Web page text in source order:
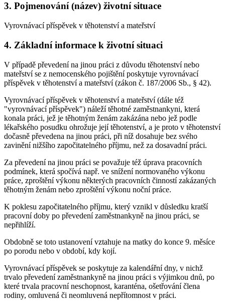
3. Pojmenování (název) životní situace
Vyrovnávací příspěvek v těhotenství a mateřství
4. Základní informace k životní situaci
V případě převedení na jinou práci z důvodu těhotenství nebo
mateřství se z nemocenského pojištění poskytuje vyrovnávací
příspěvek v těhotenství a mateřství (zákon č. 187/2006 Sb., § 42).
Vyrovnávací příspěvek v těhotenství a mateřství (dále též
"vyrovnávací příspěvek") náleží těhotné zaměstnankyni, která
konala práci, jež je těhotným ženám zakázána nebo jež podle
lékařského posudku ohrožuje její těhotenství, a je proto v těhotenství
dočasně převedena na jinou práci, při níž dosahuje bez svého
zavinění nižšího započitatelného příjmu, než za dosavadní práci.
Za převedení na jinou práci se považuje též úprava pracovních
podmínek, která spočívá např. ve snížení normovaného výkonu
práce, zproštění výkonu některých pracovních činností zakázaných
těhotným ženám nebo zproštění výkonu noční práce.
K poklesu započitatelného příjmu, který vznikl v důsledku kratší
pracovní doby po převedení zaměstnankyně na jinou práci, se
nepřihlíží.
Obdobně se toto ustanovení vztahuje na matky do konce 9. měsíce
po porodu nebo v období, kdy kojí.
Vyrovnávací příspěvek se poskytuje za kalendářní dny, v nichž
trvalo převedení zaměstnankyně na jinou práci s výjimkou dnů, po
které trvala pracovní neschopnost, karanténa, ošetřování člena
rodiny, omluvená či neomluvená nepřítomnost v práci.